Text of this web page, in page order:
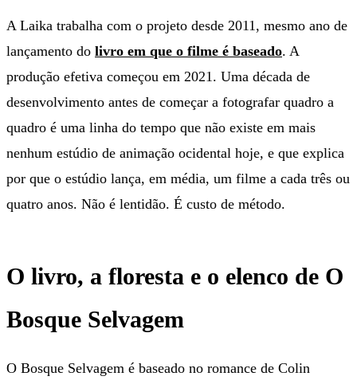
A Laika trabalha com o projeto desde 2011, mesmo ano de
lançamento do livro em que o filme é baseado. A
produção efetiva começou em 2021. Uma década de
desenvolvimento antes de começar a fotografar quadro a
quadro é uma linha do tempo que não existe em mais
nenhum estúdio de animação ocidental hoje, e que explica
por que o estúdio lança, em média, um filme a cada três ou
quatro anos. Não é lentidão. É custo de método.
O livro, a floresta e o elenco de O
Bosque Selvagem
O Bosque Selvagem é baseado no romance de Colin